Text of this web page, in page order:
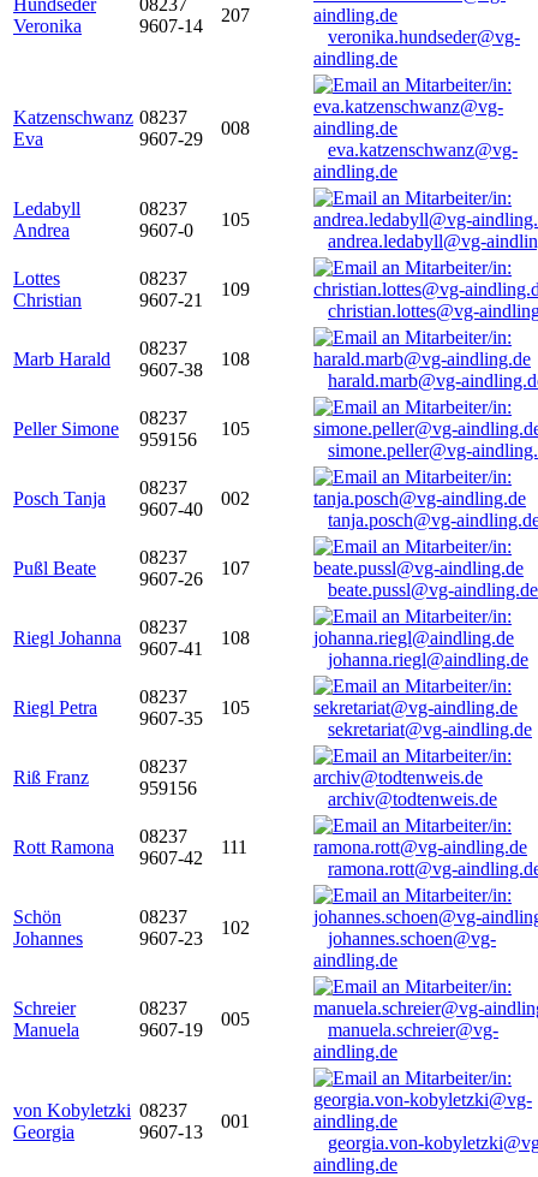
Hundseder
Veronika
08237
9607-14
207
veronika.hundseder@vg-
aindling.de
Katzenschwanz
Eva
08237
9607-29
008
eva.katzenschwanz@vg-
aindling.de
Ledabyll
Andrea
08237
9607-0
105
andrea.ledabyll@vg-
Lottes
Christian
08237
9607-21
109
christian.lottes@vg-
Marb Harald
08237
9607-38
108
harald.marb@vg-
Peller Simone
08237
959156
105
simone.peller@vg-
Posch Tanja
08237
9607-40
002
tanja.posch@vg-
Pußl Beate
08237
9607-26
107
beate.pussl@vg-aindling.de
Riegl Johanna
08237
9607-41
108
johanna.riegl@aindling.de
Riegl Petra
08237
9607-35
105
sekretariat@vg-aindling.de
Riß Franz
08237
959156
archiv@todtenweis.de
Rott Ramona
08237
9607-42
111
ramona.rott@vg-
Schön
Johannes
08237
9607-23
102
johannes.schoen@vg-
aindling.de
Schreier
Manuela
08237
9607-19
005
manuela.schreier@vg-
aindling.de
von Kobyletzki
Georgia
08237
9607-13
001
georgia.von-
aindling.de